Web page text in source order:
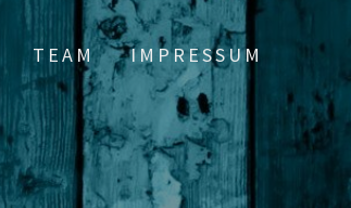
TEAM IMPRESSUM